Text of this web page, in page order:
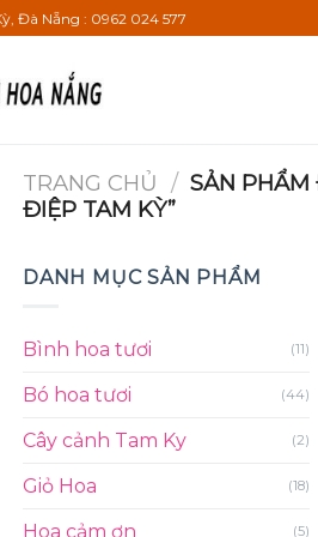
Đà Nẵng : 0962 024 577
TRANG CHỦ / SẢN PHẨM
ĐIỆP TAM KỲ”
DANH MỤC SẢN PHẨM
Bình hoa tươi (11)
Bó hoa tươi (44)
Cây cảnh Tam Ky (2)
Giỏ Hoa (18)
Hoa cảm ơn (5)